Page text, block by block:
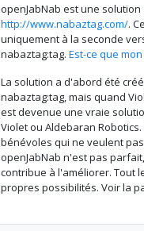
openJabNab est une
http://www.nabaztag.com/.
uniquement à la seconde
nabaztag:tag. Est-ce que
La solution a d'abord été
nabaztag:tag, mais quand
est devenue une vraie
Violet ou Aldebaran
bénévoles qui ne veulent
openJabNab n'est pas
contribue à l'améliorer. Tout
propres possibilités. Voir la